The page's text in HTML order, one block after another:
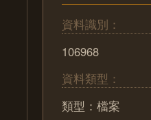
資料識別：
106968
資料類型：
類型：檔案